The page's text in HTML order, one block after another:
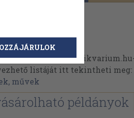
műveinek az
listáját itt tekintheti meg:
művek
példányok